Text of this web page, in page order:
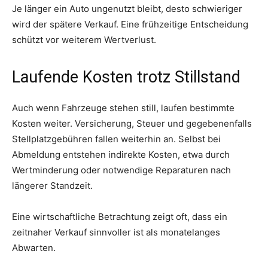
Je länger ein Auto ungenutzt bleibt, desto schwieriger
wird der spätere Verkauf. Eine frühzeitige Entscheidung
schützt vor weiterem Wertverlust.
Laufende Kosten trotz Stillstand
Auch wenn Fahrzeuge stehen still, laufen bestimmte
Kosten weiter. Versicherung, Steuer und gegebenenfalls
Stellplatzgebühren fallen weiterhin an. Selbst bei
Abmeldung entstehen indirekte Kosten, etwa durch
Wertminderung oder notwendige Reparaturen nach
längerer Standzeit.
Eine wirtschaftliche Betrachtung zeigt oft, dass ein
zeitnaher Verkauf sinnvoller ist als monatelanges
Abwarten.